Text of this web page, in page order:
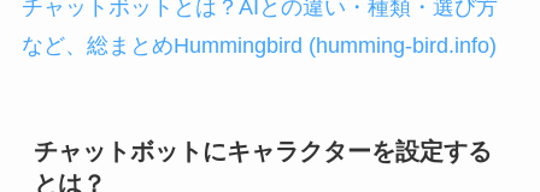
チャットボットとは？AIとの違い・種類・選び方
など、総まとめHummingbird (humming-bird.info)
チャットボットにキャラクターを設定する
とは？